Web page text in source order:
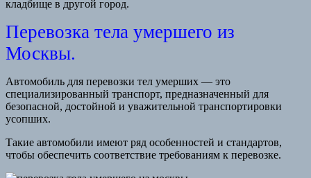
кладбище в другой город.
Перевозка тела умершего из
Москвы.
Автомобиль для перевозки тел умерших — это
специализированный транспорт, предназначенный для
безопасной, достойной и уважительной транспортировки
усопших.
Такие автомобили имеют ряд особенностей и стандартов,
чтобы обеспечить соответствие требованиям к перевозке.